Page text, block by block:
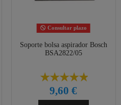
Consultar plazo
Soporte bolsa aspirador Bosch
BSA2822/05
9,60 €